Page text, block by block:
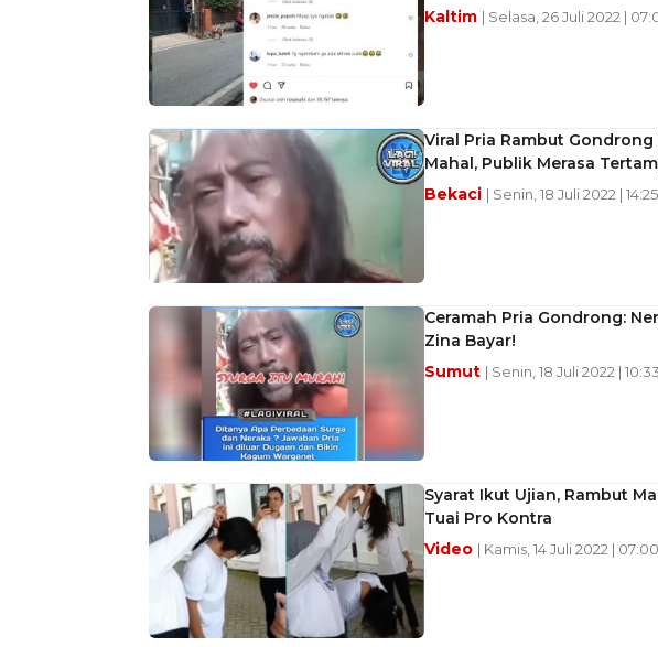
Kaltim | Selasa, 26 Juli 2022 |
Viral Pria Rambut
Mahal, Publik Merasa
Bekaci | Senin, 18 Juli 2022 |
Ceramah Pria Gondrong:
Zina Bayar!
Sumut | Senin, 18 Juli 2022 |
Syarat Ikut Ujian, Rambut
Tuai Pro Kontra
Video | Kamis, 14 Juli 2022 |